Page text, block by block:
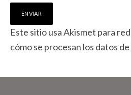
Este sitio usa Akismet para
cómo se procesan los datos